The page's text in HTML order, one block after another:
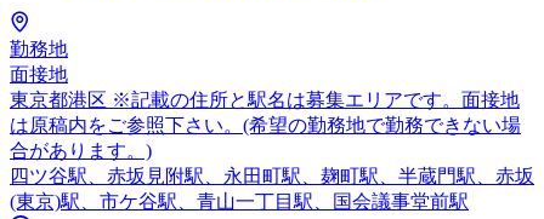
勤務地
面接地
東京都港区 ※記載の住所と駅名は募集エリアです。面接地
は原稿内をご参照下さい。(希望の勤務地で勤務できない場
合があります。)
四ツ谷駅、赤坂見附駅、永田町駅、麹町駅、半蔵門駅、赤坂
(東京)駅、市ケ谷駅、青山一丁目駅、国会議事堂前駅